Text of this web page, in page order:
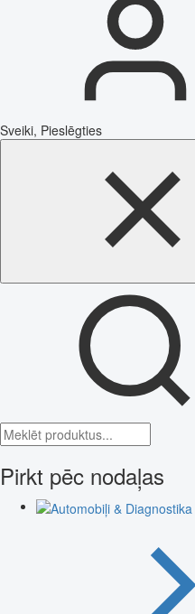
Sveiki, Pieslēgties
Pirkt pēc nodaļas